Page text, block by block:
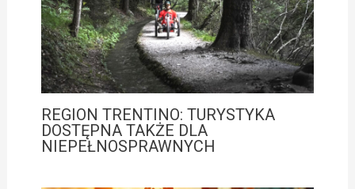
REGION TRENTINO: TURYSTYKA
DOSTĘPNA TAKŻE DLA
NIEPEŁNOSPRAWNYCH